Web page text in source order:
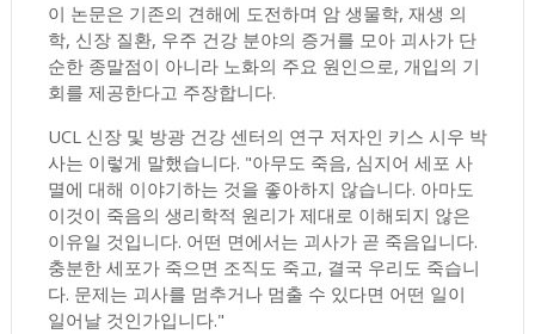
이 논문은 기존의 견해에 도전하며 암 생물학, 재생 의
학, 신장 질환, 우주 건강 분야의 증거를 모아 괴사가 단
순한 종말점이 아니라 노화의 주요 원인으로, 개입의 기
회를 제공한다고 주장합니다.
UCL 신장 및 방광 건강 센터의 연구 저자인 키스 시우 박
사는 이렇게 말했습니다. "아무도 죽음, 심지어 세포 사
멸에 대해 이야기하는 것을 좋아하지 않습니다. 아마도
이것이 죽음의 생리학적 원리가 제대로 이해되지 않은
이유일 것입니다. 어떤 면에서는 괴사가 곧 죽음입니다.
충분한 세포가 죽으면 조직도 죽고, 결국 우리도 죽습니
다. 문제는 괴사를 멈추거나 멈출 수 있다면 어떤 일이
일어날 것인가입니다."